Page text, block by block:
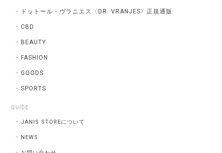
ドットール・ヴラニエス〈DR. VRANJES〉正規通販
CBD
BEAUTY
FASHION
GOODS
SPORTS
GUIDE
JANIS STOREについて
NEWS